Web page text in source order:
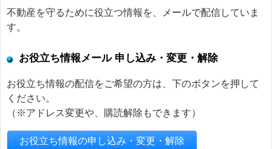
不動産を守るために役立つ情報を、メールで配信していま
す。
お役立ち情報メール 申し込み・変更・解除
お役立ち情報の配信をご希望の方は、下のボタンを押して
ください。
（※アドレス変更や、購読解除もできます）
お役立ち情報の申し込み・変更・解除